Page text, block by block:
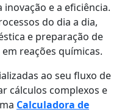
e a eficiência.
do dia a dia,
e preparação de
reações químicas.
ao seu fluxo de
cálculos complexos e
Calculadora de